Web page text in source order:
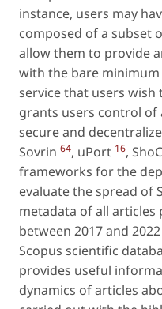
instance, users may
composed of a subset
allow them to provide
with the bare
service that users wish
grants users control
secure and
Sovrin 64, uPort 16,
frameworks for the
evaluate the spread of
metadata of all
between 2017 and
Scopus scientific
provides useful
dynamics of articles